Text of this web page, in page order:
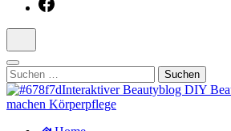
Suchen
nach: